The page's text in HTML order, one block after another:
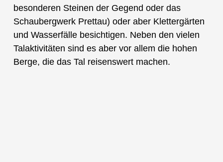
besonderen Steinen der Gegend oder das
Schaubergwerk Prettau) oder aber Klettergärten
und Wasserfälle besichtigen. Neben den vielen
Talaktivitäten sind es aber vor allem die hohen
Berge, die das Tal reisenswert machen.